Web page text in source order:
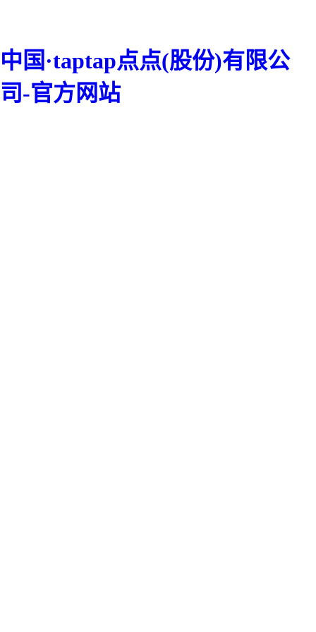
中国·taptap点点(股份)有限公
司-官方网站